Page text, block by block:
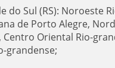
do Sul (RS): Noroeste
de Porto Alegre,
Centro Oriental Rio-
grandense;